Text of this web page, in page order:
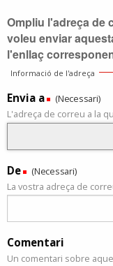
Ompliu l'adreça de
voleu enviar
l'enllaç
Informació de l'adreça
Envia a
(Necessari)
L'adreça de correu a la
De
(Necessari)
La vostra adreça de
Comentari
Un comentari sobre